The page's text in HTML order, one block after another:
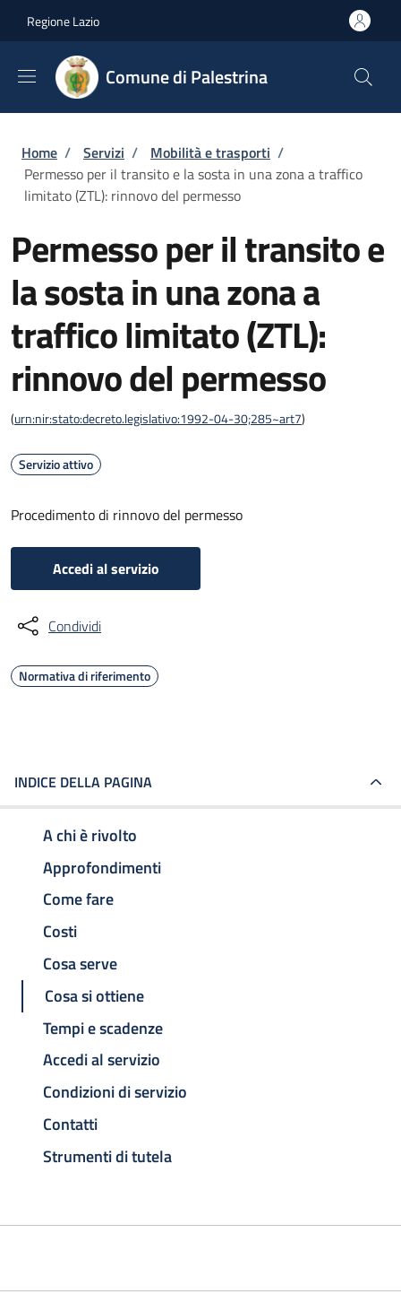
Regione Lazio
Comune di Palestrina
Briciole di pane
Home / Servizi / Mobilità e trasporti /
Permesso per il transito e la sosta in una zona a traffico
limitato (ZTL): rinnovo del permesso
Permesso per il transito e
la sosta in una zona a
traffico limitato (ZTL):
rinnovo del permesso
(urn:nir:stato:decreto.legislativo:1992-04-30;285~art7)
Servizio attivo
Procedimento di rinnovo del permesso
Accedi al servizio
Condividi
Normativa di riferimento
INDICE DELLA PAGINA
A chi è rivolto
Approfondimenti
Come fare
Costi
Cosa serve
Cosa si ottiene
Tempi e scadenze
Accedi al servizio
Condizioni di servizio
Contatti
Strumenti di tutela